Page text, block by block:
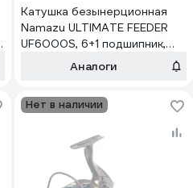
Катушка безынерционная
Namazu ULTIMATE FEEDER
UF6000S, 6+1 подшипник,
металлическая шпуля N-
Аналоги
Нет в наличии